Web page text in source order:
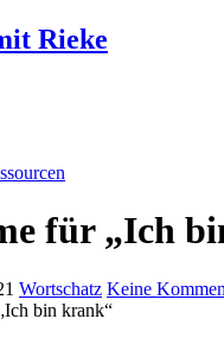
für „Ich
Wortschatz Keine